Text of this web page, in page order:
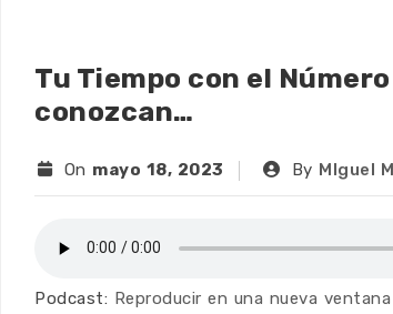
Tu Tiempo con el
conozcan…
On mayo 18, 2023 By MIguel
Podcast: Reproducir en una nueva ventana